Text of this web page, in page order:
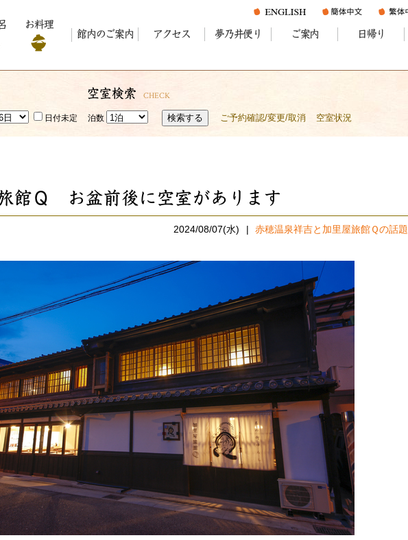
お料理
館内のご案内
アクセス 夢乃井便り ご案内 日帰り
空室検索 CHECK
日付未定 泊数 検索する ご予約確認/変更/取消 空室状況
館Ｑ お盆前後に空室があります
2024/08/07(水) 赤穂温泉祥吉と加里屋旅館Ｑの話題